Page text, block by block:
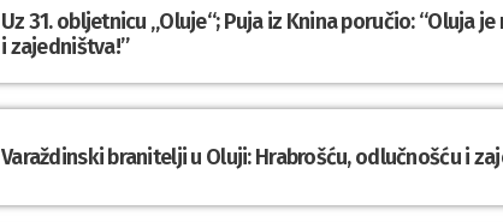
Uz 31. obljetnicu „Oluje“; Puja iz Knina poručio: “Oluja
i zajedništva!”
Varaždinski branitelji u Oluji: Hrabrošću, odlučnošću i